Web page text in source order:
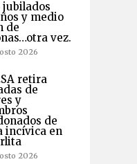
jubilados
y medio
de
vez.
2026
retira
de
y
de
incívica en
2026